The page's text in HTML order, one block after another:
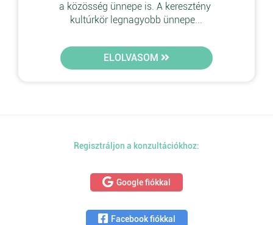
a közösség ünnepe is. A keresztény
kultúrkör legnagyobb ünnepe...
ELOLVASOM
Regisztráljon a konzultációkhoz:
Google fiókkal
Facebook fiókkal